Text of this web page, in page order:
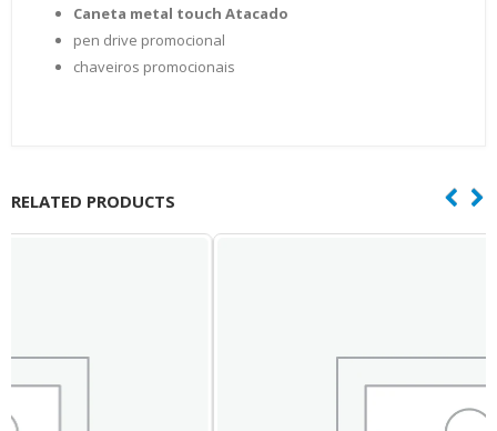
Caneta metal touch Atacado
pen drive promocional
chaveiros promocionais
RELATED PRODUCTS